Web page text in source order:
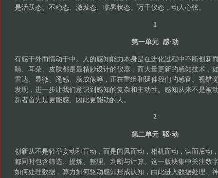
是活跃态、不稳态、激发态、临界状态。万千仪态，动人心弦。
1
第一单元 感·动
有感于外而情动于中。人的感知能力本身是在进化过程中不断创新
睛、耳朵、皮肤都是最精妙设计的仪器，而大量更新的感知技术，
雷达、显微、遥感、脑成像等，正在重组和延伸我们的感官。视错
发现，进一步让我们意识到感知的复杂和主动性。感知从来不是被
新者首先是更能感、因此更能动的人。
2
第二单元 驱·动
创新从不是轻举妄动和盲动，而是闻风而动，相机而动，谋而后动
都同时包含筛选、提炼、整理、判断与计算。这一版块集中关注数
如何处理数据，算力如何驱动感知形成认知，由此进入数据处理、